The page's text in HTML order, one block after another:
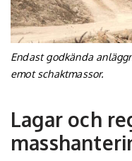
Endast godkända
emot schaktmassor.
Lagar och